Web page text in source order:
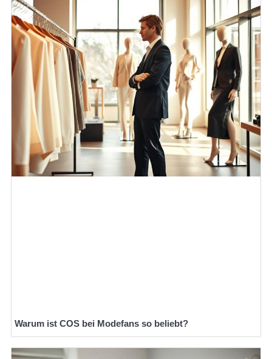
Warum ist COS bei Modefans so beliebt?